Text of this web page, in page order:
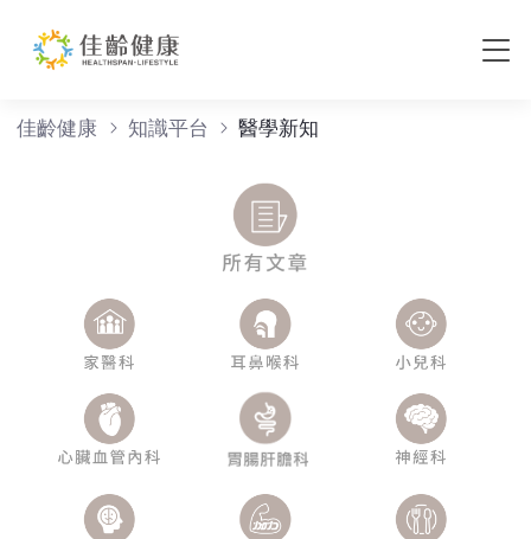
醫學新知
佳齡健康 知識平台 醫學新知